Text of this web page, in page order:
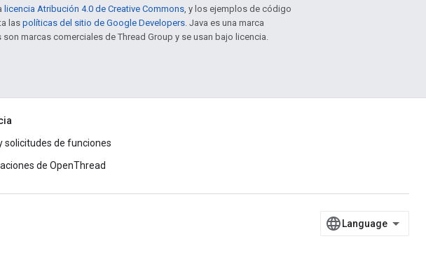
licencia Atribución 4.0 de Creative Commons, y los ejemplos de código
las políticas del sitio de Google Developers. Java es una marca
marcas comerciales de Thread Group y se usan bajo licencia.
solicitudes de funciones
de OpenThread